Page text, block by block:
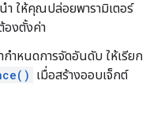
า ให้คุณปล่อยพารามิเตอร์
องตั้งค่า
กำหนดการจัดอันดับ ให้เรียก
เมื่อสร้างออบเจ็กต์